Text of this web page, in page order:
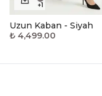
+1
Uzun Kaban - Siyah
₺ 4,499.00